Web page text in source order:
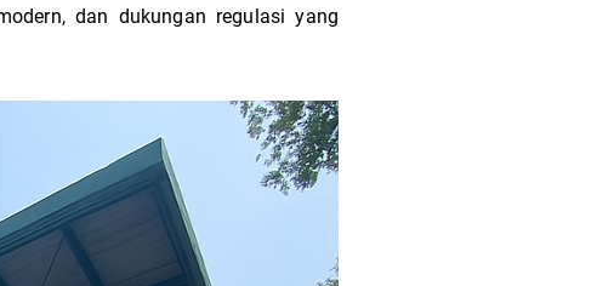
dan dukungan regulasi yang